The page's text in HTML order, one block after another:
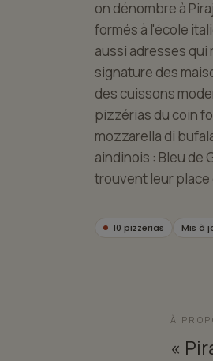
on dénombre à
formés à l'école
aussi adresses
signature des
des cuissons
pizzérias du coin
mozzarella di
aindinois : Bleu de
trouvent leur
10 pizzerias Mis à
À
«